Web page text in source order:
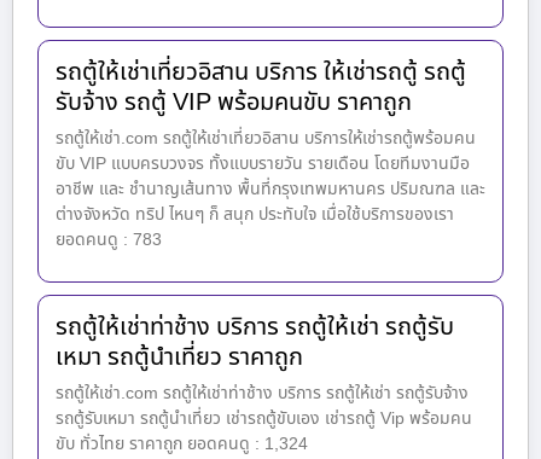
รถตู้ให้เช่าเที่ยวอิสาน บริการ ให้เช่ารถตู้ รถตู้
รับจ้าง รถตู้ VIP พร้อมคนขับ ราคาถูก
รถตู้ให้เช่า.com รถตู้ให้เช่าเที่ยวอิสาน บริการให้เช่ารถตู้พร้อมคน
ขับ VIP แบบครบวงจร ทั้งแบบรายวัน รายเดือน โดยทีมงานมือ
อาชีพ และ ชำนาญเส้นทาง พื้นที่กรุงเทพมหานคร ปริมณฑล และ
ต่างจังหวัด ทริป ไหนๆ ก็ สนุก ประทับใจ เมื่อใช้บริการของเรา
ยอดคนดู : 783
รถตู้ให้เช่าท่าช้าง บริการ รถตู้ให้เช่า รถตู้รับ
เหมา รถตู้นำเที่ยว ราคาถูก
รถตู้ให้เช่า.com รถตู้ให้เช่าท่าช้าง บริการ รถตู้ให้เช่า รถตู้รับจ้าง
รถตู้รับเหมา รถตู้นำเที่ยว เช่ารถตู้ขับเอง เช่ารถตู้ Vip พร้อมคน
ขับ ทั่วไทย ราคาถูก ยอดคนดู : 1,324